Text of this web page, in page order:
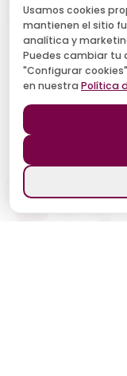
Acepto recibir
email según la
cuando quiera.
Usamos cookies
mantienen el sitio
analítica y
Puedes cambiar tu
"Configurar
en nuestra Política